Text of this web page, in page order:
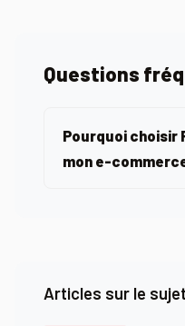
Questions
Pourquoi choisir
mon e-
Articles sur le sujet